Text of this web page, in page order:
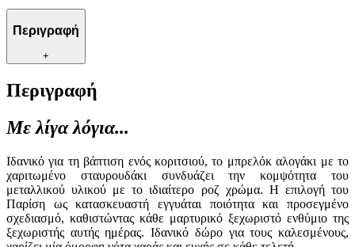
Περιγραφή
+
Περιγραφή
Με λίγα λόγια...
Ιδανικό για τη βάπτιση ενός κοριτσιού, το μπρελόκ αλογάκι με το
χαριτωμένο σταυρουδάκι συνδυάζει την κομψότητα του
μεταλλικού υλικού με το ιδιαίτερο ροζ χρώμα. Η επιλογή του
Παρίση ως κατασκευαστή εγγυάται ποιότητα και προσεγμένο
σχεδιασμό, καθιστώντας κάθε μαρτυρικό ξεχωριστό ενθύμιο της
ξεχωριστής αυτής ημέρας. Ιδανικό δώρο για τους καλεσμένους,